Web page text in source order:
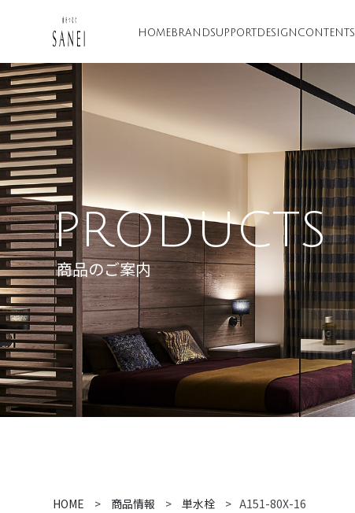
HOME BRANDSUPPORT DESIGN CONTENTS
PRODUCTS
商品のご案内
HOME > 商品情報 > 単水栓 > A151-80X-16